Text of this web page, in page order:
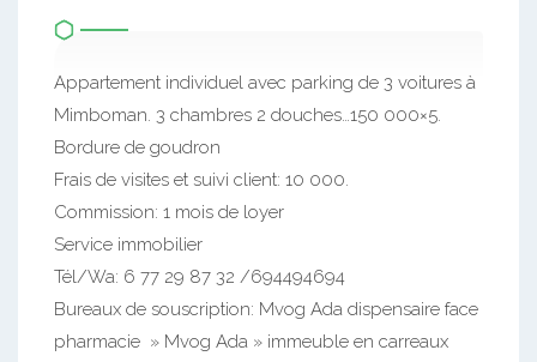
Appartement individuel avec parking de 3 voitures à
Mimboman. 3 chambres 2 douches…150 000×5.
Bordure de goudron
Frais de visites et suivi client: 10 000.
Commission: 1 mois de loyer
Service immobilier
Tél/Wa: 6 77 29 87 32 /694494694
Bureaux de souscription: Mvog Ada dispensaire face
pharmacie » Mvog Ada » immeuble en carreaux